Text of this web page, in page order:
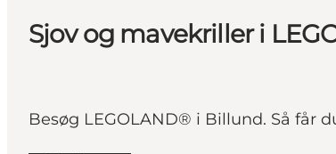
Sjov og mavekriller i
Besøg LEGOLAND® i Billund. Så får